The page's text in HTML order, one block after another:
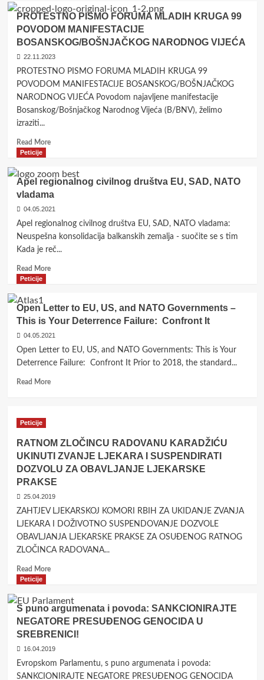
OPEN
LETTER
OF
CIRCLE
99
PEACE
IMPLEMENTATION
COUNCIL
PROTESTNO PISMO FORUMA MLADIH KRUGA 99
POVODOM MANIFESTACIJE
BOSANSKOG/BOŠNJAČKOG NARODNOG VIJEĆA
22.11.2023
PROTESTNO PISMO FORUMA MLADIH KRUGA 99
POVODOM MANIFESTACIJE BOSANSKOG/BOŠNJAČKOG
NARODNOG VIJEĆA Povodom najavljene manifestacije
Bosanskog/Bošnjačkog Narodnog Vijeća (B/BNV), želimo
izraziti...
Read MoreRead
PROTESTNO
PISMO
FORUMA
MLADIH
KRUGA
MANIFESTACIJE
Peticije
Apel regionalnog civilnog društva EU, SAD, NATO
vladama
04.05.2021
Apel regionalnog civilnog društva EU, SAD, NATO vladama:
Neuspešna konsolidacija balkanskih zemalja - suočite se s tim
Kada je reč...
Read MoreRead
regionalnog
civilnog
društva
EU,
vladama
Peticije
Open Letter to EU, US, and NATO Governments –
This is Your Deterrence Failure: Confront It
04.05.2021
Open Letter to EU, US, and NATO Governments: This is Your
Deterrence Failure: Confront It Prior to 2018, the standard...
Read MoreRead
EU,
US,
and
NATO
Governments
This
is
Your
Deterrence
Confront
Peticije
RATNOM ZLOČINCU RADOVANU KARADŽIĆU
UKINUTI ZVANJE LJEKARA I SUSPENDIRATI
DOZVOLU ZA OBAVLJANJE LJEKARSKE
PRAKSE
25.04.2019
ZAHTJEV LJEKARSKOJ KOMORI RBIH ZA UKIDANJE ZVANJA
LJEKARA I DOŽIVOTNO SUSPENDOVANJE DOZVOLE
OBAVLJANJA LJEKARSKE PRAKSE ZA OSUĐENOG RATNOG
ZLOČINCA RADOVANA...
Read MoreRead
RATNOM
ZLOČINCU
RADOVANU
KARADŽIĆU
UKINUTI
Peticije
S puno argumenata i povoda: SANKCIONIRAJTE
NEGATORE PRESUĐENOG GENOCIDA U
SREBRENICI!
16.04.2019
Evropskom Parlamentu, s puno argumenata i povoda:
SANKCIONIRAJTE NEGATORE PRESUĐENOG GENOCIDA